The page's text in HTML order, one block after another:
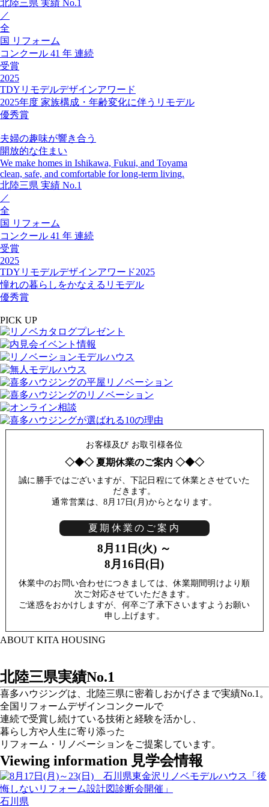
北陸三県 実績 No.1
／
全
国 リフォーム
コンクール 41 年 連続
受賞
2025
TDYリモデルデザインアワード
2025年度 家族構成・年齢変化に伴うリモデル
優秀賞
夫婦の趣味が響き合う
開放的な住まい
We make homes in Ishikawa, Fukui, and Toyama
clean, safe, and comfortable for long-term living.
北陸三県 実績 No.1
／
全
国 リフォーム
コンクール 41 年 連続
受賞
2025
TDYリモデルデザインアワード2025
憧れの暮らしをかなえるリモデル
優秀賞
PICK UP
お客様及び お取引様各位
◇◆◇ 夏期休業のご案内 ◇◆◇
誠に勝手ではございますが、下記日程にて休業とさせていた
だきます。
通常営業は、8月17日(月)からとなります。
夏期休業のご案内
8月11日(火) ～
8月16日(日)
休業中のお問い合わせにつきましては、休業期間明けより順
次ご対応させていただきます。
ご迷惑をおかけしますが、何卒ご了承下さいますようお願い
申し上げます。
ABOUT KITA HOUSING
北陸三県実績No.1
喜多ハウジングは、北陸三県に密着しおかげさまで実績No.1。
全国リフォームデザインコンクールで
連続で受賞し続けている技術と経験を活かし、
暮らし方や人生に寄り添った
リフォーム・リノベーションをご提案しています。
Viewing information 見学会情報
石川県